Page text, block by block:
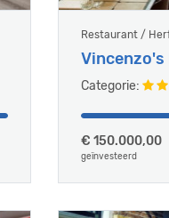
Restaurant /
Vincenzo's
Categorie:
€ 150.000,00
geïnvesteerd